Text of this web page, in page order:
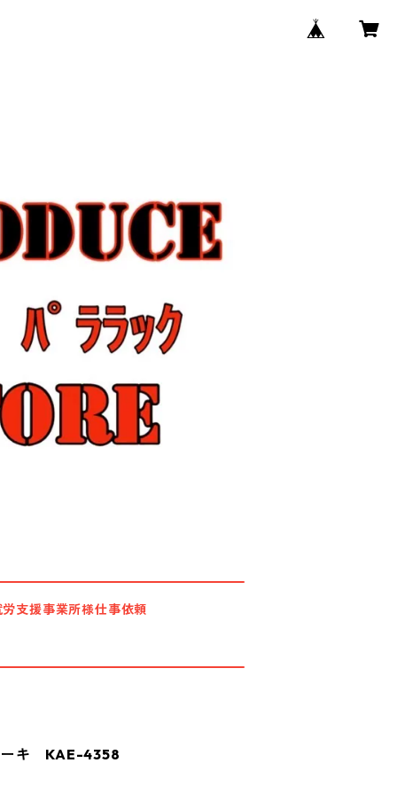
労支援事業所様仕事依頼
キ KAE-4358